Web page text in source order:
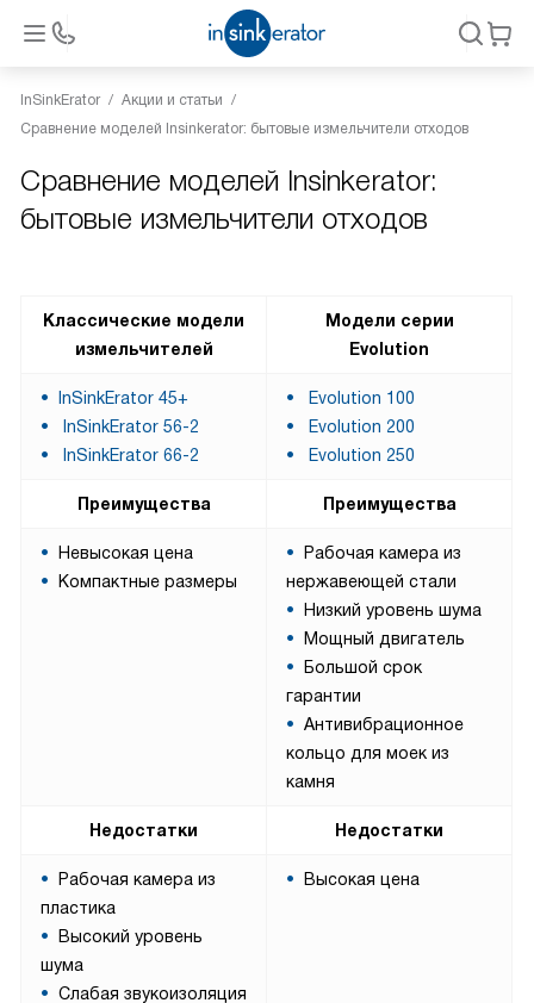
InSinkErator
Акции и статьи
Сравнение моделей Insinkerator: бытовые измельчители отходов
Сравнение моделей Insinkerator:
бытовые измельчители отходов
Классические модели
измельчителей
Модели серии
Evolution
InSinkErator 45+
InSinkErator 56-2
InSinkErator 66-2
Evolution 100
Evolution 200
Evolution 250
Преимущества Преимущества
Невысокая цена
Компактные размеры
Рабочая камера из
нержавеющей стали
Низкий уровень шума
Мощный двигатель
Большой срок
гарантии
Антивибрационное
кольцо для моек из
камня
Недостатки Недостатки
Рабочая камера из
пластика
Высокий уровень
шума
Слабая звукоизоляция
Высокая цена